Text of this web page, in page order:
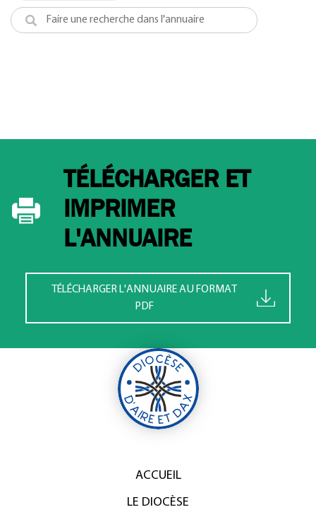
TÉLÉCHARGER ET
IMPRIMER
L'ANNUAIRE
TÉLÉCHARGER L'ANNUAIRE AU FORMAT
PDF
ACCUEIL
LE DIOCÈSE